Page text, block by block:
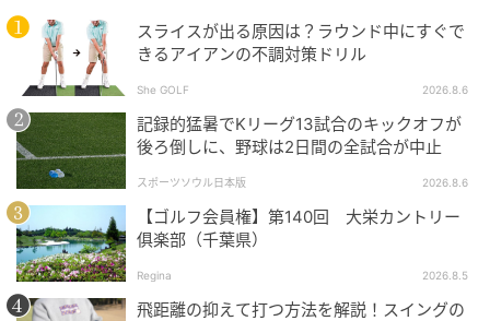
スライスが出る原因は？ラウンド中にすぐで
きるアイアンの不調対策ドリル
She GOLF 2026.8.6
記録的猛暑でKリーグ13試合のキックオフが
後ろ倒しに、野球は2日間の全試合が中止
スポーツソウル日本版 2026.8.6
【ゴルフ会員権】第140回 大栄カントリー
俱楽部（千葉県）
Regina 2026.8.5
飛距離の抑えて打つ方法を解説！スイングの